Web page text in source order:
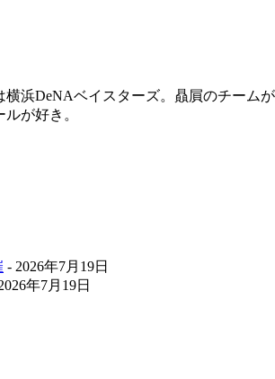
浜DeNAベイスターズ。贔屓のチーム
が好き。
- 2026年7月19日
年7月19日